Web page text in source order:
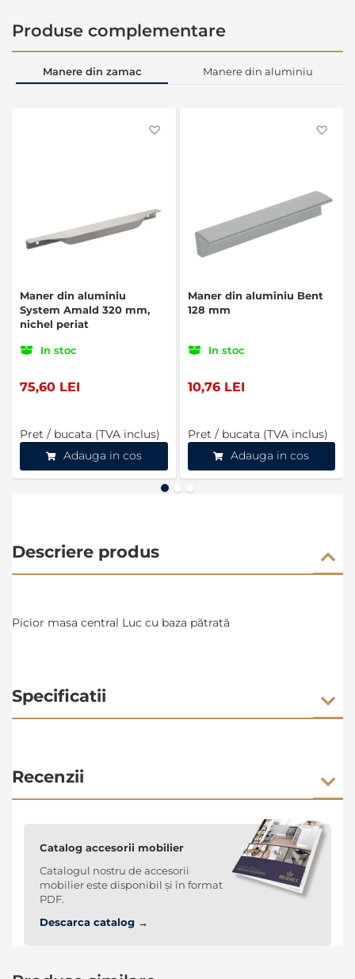
Produse complementare
Manere din zamac Manere din aluminiu
Maner din aluminiu
System Amald 320 mm,
nichel periat
In stoc
75,60 LEI
Pret / bucata (TVA inclus)
Adauga in cos
Maner din aluminiu Bent
128 mm
In stoc
10,76 LEI
Pret / bucata (TVA inclus)
Adauga in cos
Descriere produs
Picior masa central Luc cu baza pătrată
Specificatii
Recenzii
Catalog accesorii mobilier
Catalogul nostru de accesorii
mobilier este disponibil și în format
PDF.
Descarca catalog →